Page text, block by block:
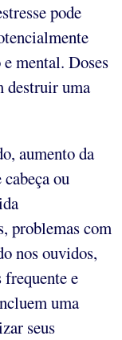
pode
mental. Doses
destruir uma
aumento da
ou
problemas com
nos ouvidos,
e
uma
seus